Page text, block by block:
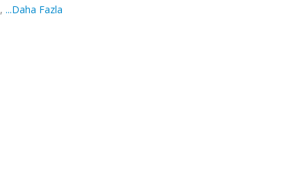
, ...Daha Fazla